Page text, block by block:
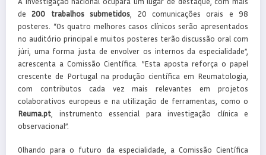
de200 trabalhos submetidos , 20 comunicações orais e 98
posteres. “Os quatro melhores casos clínicos serão apresentados
no auditório principal e muitos posteres terão discussão oral com
júri, uma forma justa de envolver os internos da especialidade”,
acrescenta a Comissão Científica. ”Esta aposta reforça o papel
crescente de Portugal na produção científica em Reumatologia,
com contributos cada vez mais relevantes em projetos
colaborativos europeus e na utilização de ferramentas, como o
Reuma.pt , instrumento essencial para investigação clínica e
observacional”.
Olhando para o futuro da especialidade, a Comissão Científica